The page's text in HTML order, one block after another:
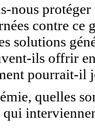
nous
contre ce
solutions
ils offrir
pourrait-il
quelles